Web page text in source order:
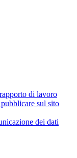
di lavoro
sul sito
dei dati